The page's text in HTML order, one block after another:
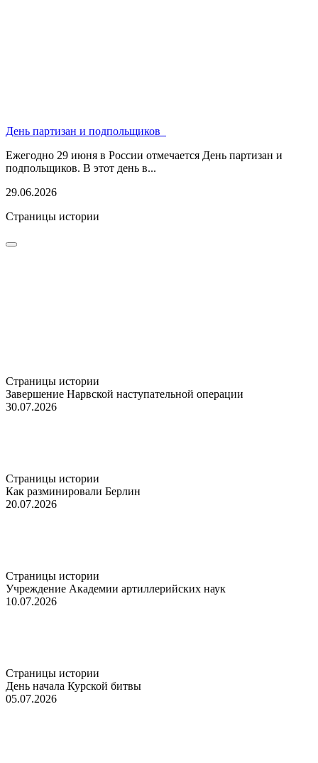
День партизан и подпольщиков
Ежегодно 29 июня в России отмечается День партизан и
подпольщиков. В этот день в...
29.06.2026
Страницы истории
Страницы истории
Завершение Нарвской наступательной операции
30.07.2026
Страницы истории
Как разминировали Берлин
20.07.2026
Страницы истории
Учреждение Академии артиллерийских наук
10.07.2026
Страницы истории
День начала Курской битвы
05.07.2026